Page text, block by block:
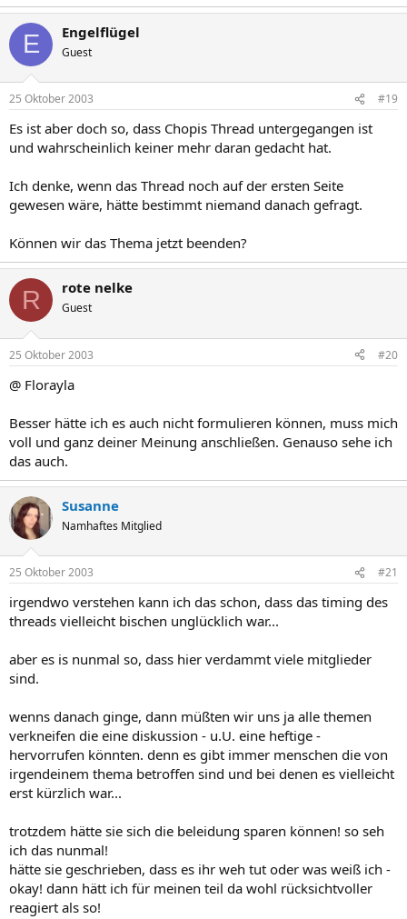
E Engelflügel
Guest
25 Oktober 2003 #19
Es ist aber doch so, dass Chopis Thread untergegangen ist
und wahrscheinlich keiner mehr daran gedacht hat.
Ich denke, wenn das Thread noch auf der ersten Seite
gewesen wäre, hätte bestimmt niemand danach gefragt.
Können wir das Thema jetzt beenden?
R rote nelke
Guest
25 Oktober 2003 #20
@ Florayla
Besser hätte ich es auch nicht formulieren können, muss mich
voll und ganz deiner Meinung anschließen. Genauso sehe ich
das auch.
Susanne
Namhaftes Mitglied
25 Oktober 2003 #21
irgendwo verstehen kann ich das schon, dass das timing des
threads vielleicht bischen unglücklich war...
aber es is nunmal so, dass hier verdammt viele mitglieder
sind.
wenns danach ginge, dann müßten wir uns ja alle themen
verkneifen die eine diskussion - u.U. eine heftige -
hervorrufen könnten. denn es gibt immer menschen die von
irgendeinem thema betroffen sind und bei denen es vielleicht
erst kürzlich war...
trotzdem hätte sie sich die beleidung sparen können! so seh
ich das nunmal!
hätte sie geschrieben, dass es ihr weh tut oder was weiß ich -
okay! dann hätt ich für meinen teil da wohl rücksichtvoller
reagiert als so!